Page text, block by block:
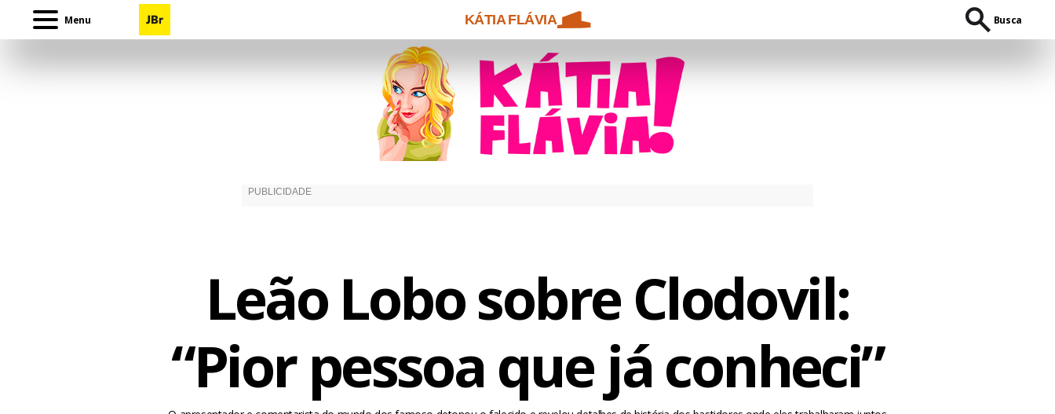
Menu KÁTIA FLÁVIA Busca
Leão Lobo sobre Clodovil:
“Pior pessoa que já conheci”